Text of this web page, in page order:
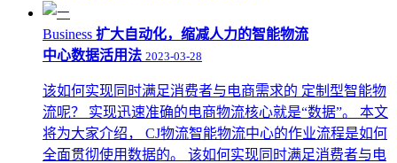
Business 扩大自动化，缩减人力的智能物流
中心数据活用法 2023-03-28
该如何实现同时满足消费者与电商需求的 定制型智能物
流呢？ 实现迅速准确的电商物流核心就是“数据”。 本文
将为大家介绍， CJ物流智能物流中心的作业流程是如何
全面贯彻使用数据的。 该如何实现同时满足消费者与电